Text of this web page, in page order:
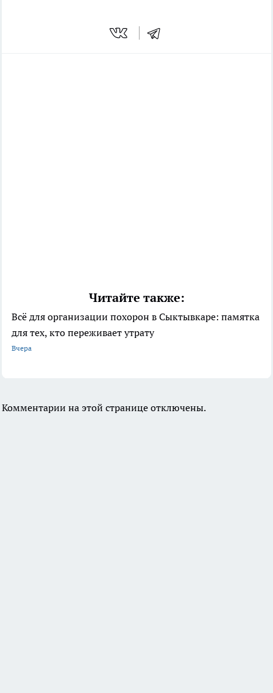
Читайте также:
Всё для организации похорон в Сыктывкаре: памятка
для тех, кто переживает утрату
Вчера
Комментарии на этой странице отключены.